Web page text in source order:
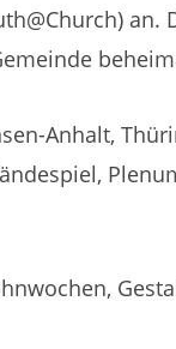
an.
Anhalt,